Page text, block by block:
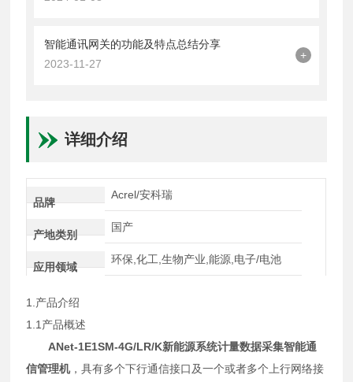
智能通讯网关的功能及特点总结分享
2023-11-27
+
详细介绍
品牌
Acrel/安科瑞
产地类别
国产
应用领域
环保,化工,生物产业,能源,电子/电池
1.产品介绍
1.1产品概述
ANet-1E1SM-4G/LR/K新能源系统计量数据采集智能通
信管理机，具有多个下行通信接口及一个或者多个上行网络接